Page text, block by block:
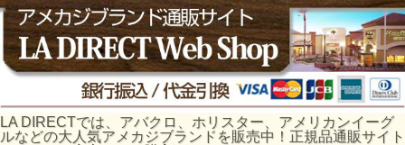
LA DIRECTでは、アバクロ、ホリスター、アメリカンイーグ
ルなどの大人気アメカジブランドを販売中！正規品通販サイト